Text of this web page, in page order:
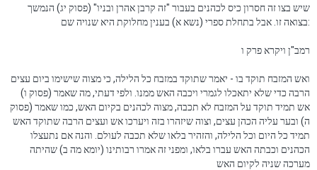
שיש בצו זה חסרון כיס לכהנים בעבור "זה קרבן אהרן ובניו" (פסוק יג) הנמשך
בצואה זו. אבל בתחלת ספרי (נשא א) בענין מחלוקת היא שנויה שם:
רמב"ן ויקרא פרק ו
ואש המזבח תוקד בו - יאמר שתוקד במזבח כל הלילה, כי מצוה שישימו ביום עצים
הרבה כדי שלא יתאכלו לגמרי ויכבה האש ממנו. ולפי דעתי, מה שאמר (פסוק ו)
אש תמיד תוקד על המזבח לא תכבה, מצוה לכהנים בקיום האש, כמו שאמר (פסוק
ה) ובער עליה הכהן עצים, וצוה שיזהרו בזה ויערכו אש ועצים הרבה שתוקד האש
תמיד כל היום וכל הלילה, והזהיר בלאו שלא תכבה לעולם. והנה אם נתעצלו
הכהנים וכבתה האש עברו בלאו, ומפני זה אמרו רבותינו (יומא מה ב) שהיתה
מערכה שניה לקיום האש